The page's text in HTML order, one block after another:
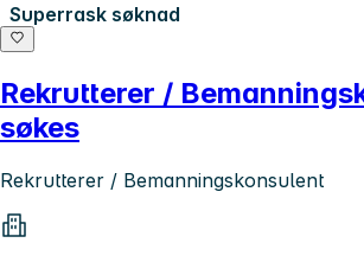
Superrask søknad
Rekrutterer /
søkes
Rekrutterer / Bemanningskonsulent